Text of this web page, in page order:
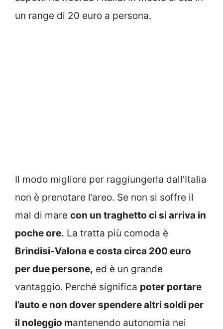
un range di 20 euro a persona.
Il modo migliore per raggiungerla dall’Italia
non è prenotare l’areo. Se non si soffre il
mal di mare con un traghetto ci si arriva in
poche ore. La tratta più comoda è
Brindisi-Valona e costa circa 200 euro
per due persone, ed è un grande
vantaggio. Perché significa poter portare
l’auto e non dover spendere altri soldi per
il noleggio mantenendo autonomia nei